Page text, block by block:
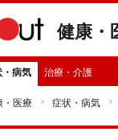
健康・
・病気 治療・介護
・医療 症状・病気